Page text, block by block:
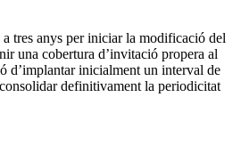
tres anys per iniciar la modificació del
una cobertura d’invitació propera al
d’implantar inicialment un interval de
definitivament la periodicitat